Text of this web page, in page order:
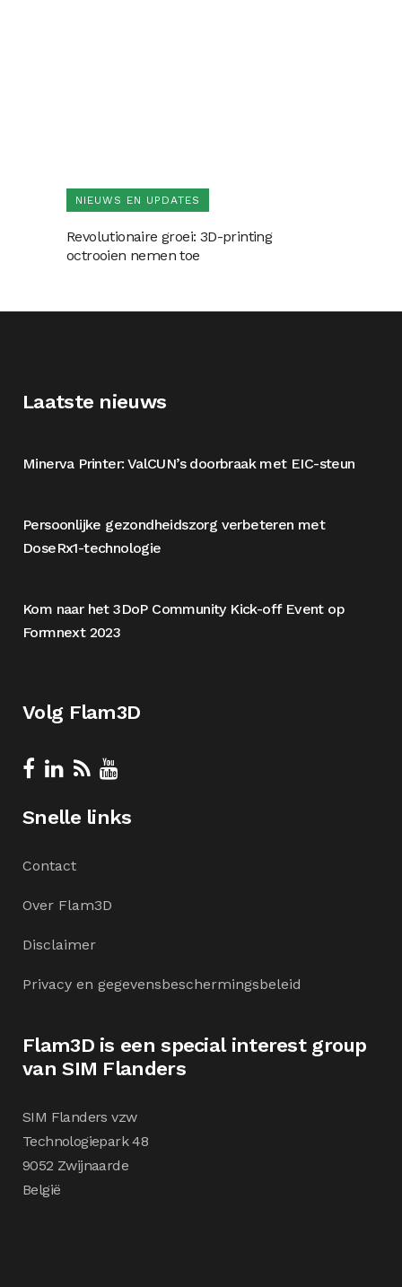
NIEUWS EN UPDATES
Revolutionaire groei: 3D-printing
octrooien nemen toe
Laatste nieuws
Minerva Printer: ValCUN’s doorbraak met EIC-steun
Persoonlijke gezondheidszorg verbeteren met
DoseRx1-technologie
Kom naar het 3DoP Community Kick-off Event op
Formnext 2023
Volg Flam3D
Snelle links
Contact
Over Flam3D
Disclaimer
Privacy en gegevensbeschermingsbeleid
Flam3D is een special interest group
van SIM Flanders
SIM Flanders vzw
Technologiepark 48
9052 Zwijnaarde
België